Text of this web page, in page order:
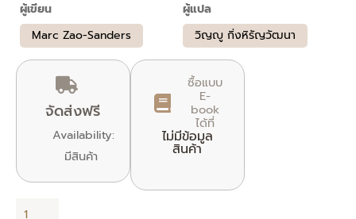
ผู้เขียน
Marc Zao-Sanders
ผู้แปล
วิญญู กิ่งหิรัญวัฒนา
จัดส่งฟรี
Availability:
มีสินค้า
ซื้อแบบ
E-
book
ได้ที่
ไม่มีข้อมูล
สินค้า
จำนวน